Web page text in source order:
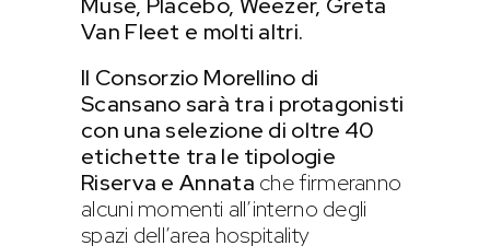
Van Fleet e molti altri.
Il Consorzio Morellino di
Scansano sarà tra i protagonisti
con una selezione di oltre 40
etichette tra le tipologie
Riserva e Annata che firmeranno
alcuni momenti all’interno degli
spazi dell’area hospitality